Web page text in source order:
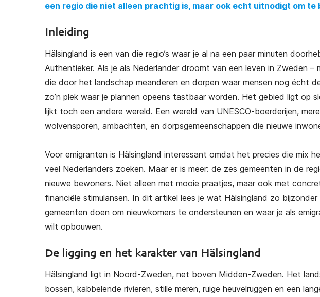
een regio die niet alleen prachtig is, maar ook echt uitnodigt om te
Inleiding
Hälsingland is een van die regio’s waar je al na een paar minuten
Authentieker. Als je als Nederlander droomt van een leven in Zweden –
die door het landschap meanderen en dorpen waar mensen nog écht
zo’n plek waar je plannen opeens tastbaar worden. Het gebied ligt op
lijkt toch een andere wereld. Een wereld van UNESCO-boerderijen,
wolvensporen, ambachten, en dorpsgemeenschappen die nieuwe
Voor emigranten is Hälsingland interessant omdat het precies die mix
veel Nederlanders zoeken. Maar er is meer: de zes gemeenten in de
nieuwe bewoners. Niet alleen met mooie praatjes, maar ook met
financiële stimulansen. In dit artikel lees je wat Hälsingland zo
gemeenten doen om nieuwkomers te ondersteunen en waar je als
wilt opbouwen.
De ligging en het karakter van Hälsingland
Hälsingland ligt in Noord-Zweden, net boven Midden-Zweden. Het
bossen, kabbelende rivieren, stille meren, ruige heuvelruggen en een